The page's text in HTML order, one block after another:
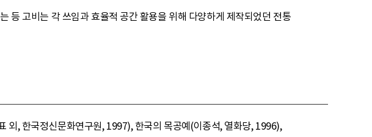
등 고비는 각 쓰임과 효율적 공간 활용을 위해 다양하게 제작되었던 전통
, 한국정신문화연구원, 1997), 한국의 목공예(이종석, 열화당, 1996),